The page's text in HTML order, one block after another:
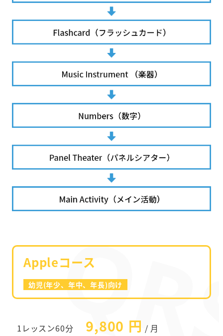
Appleコース
幼児(年少、年中、年長)向け
1レッスン60分 9,800 円 / 月